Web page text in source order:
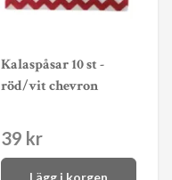
Kalaspåsar 10 st -
röd/vit chevron
39 kr
Lägg i korgen